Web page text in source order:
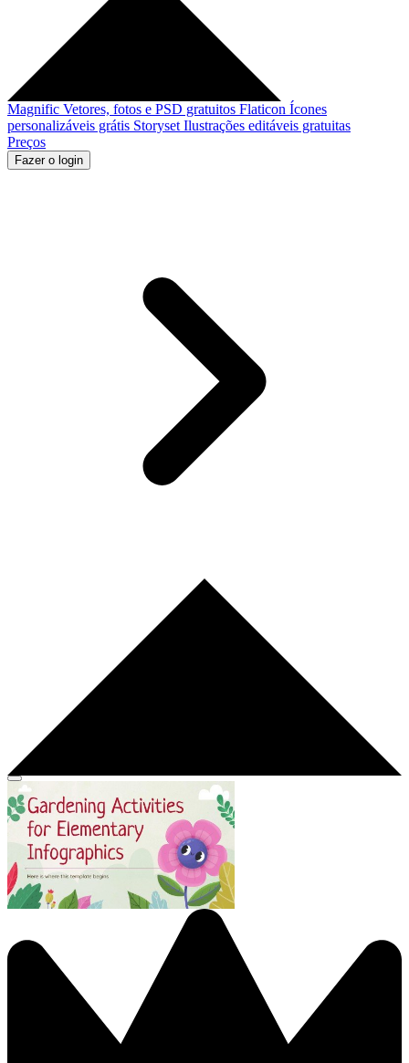
Magnific Vetores, fotos e PSD gratuitos Flaticon Ícones
personalizáveis grátis Storyset Ilustrações editáveis gratuitas
Preços
Fazer o login